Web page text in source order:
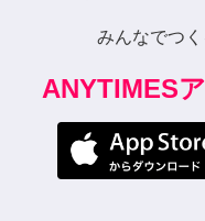
みんなでつく
ANYTIMES